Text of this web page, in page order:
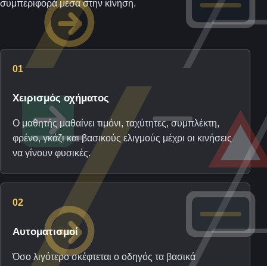
συμπεριφορά μέσα στην κίνηση.
01
Χειρισμός οχήματος
Ο μαθητής μαθαίνει τιμόνι, ταχύτητες, συμπλέκτη,
φρένο, γκάζι και βασικούς ελιγμούς μέχρι οι κινήσεις
να γίνουν φυσικές.
02
Αυτοματισμοί
Όσο λιγότερο σκέφτεται ο οδηγός τα βασικά